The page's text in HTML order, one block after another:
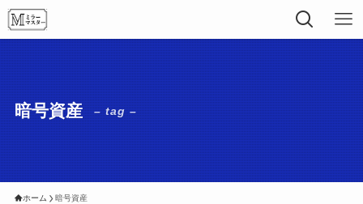
暗号資産 – tag –
ホーム 暗号資産